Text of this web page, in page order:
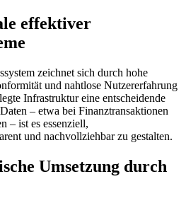
effektiver
zeichnet sich durch hohe
und nahtlose Nutzererfahrung
Infrastruktur eine entscheidende
– etwa bei Finanztransaktionen
– ist es essenziell,
und nachvollziehbar zu gestalten.
Umsetzung durch